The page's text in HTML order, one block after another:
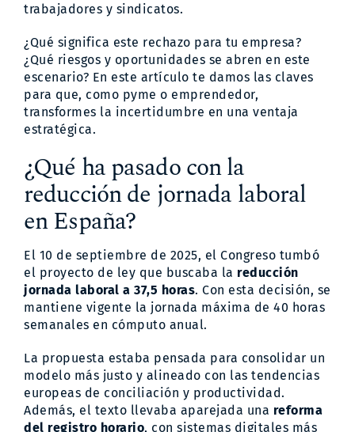
trabajadores y sindicatos.
¿Qué significa este rechazo para tu empresa?
¿Qué riesgos y oportunidades se abren en este
escenario? En este artículo te damos las claves
para que, como pyme o emprendedor,
transformes la incertidumbre en una ventaja
estratégica.
¿Qué ha pasado con la
reducción de jornada laboral
en España?
El 10 de septiembre de 2025, el Congreso tumbó
el proyecto de ley que buscaba la reducción
jornada laboral a 37,5 horas. Con esta decisión, se
mantiene vigente la jornada máxima de 40 horas
semanales en cómputo anual.
La propuesta estaba pensada para consolidar un
modelo más justo y alineado con las tendencias
europeas de conciliación y productividad.
Además, el texto llevaba aparejada una reforma
del registro horario, con sistemas digitales más